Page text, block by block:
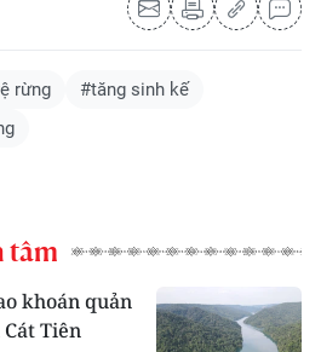
rừng
#tăng sinh kế
tâm
khoán quản
Tiên